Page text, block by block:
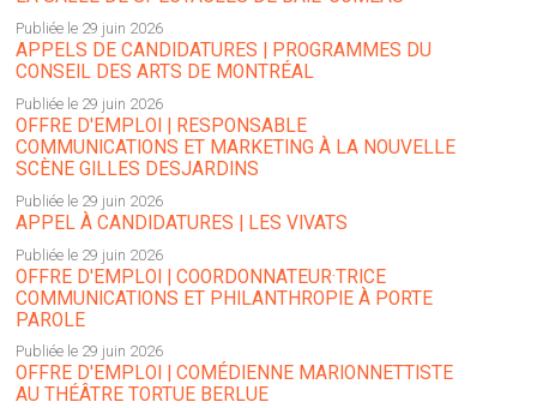
Publiée le 29 juin 2026
APPELS DE CANDIDATURES | PROGRAMMES DU
CONSEIL DES ARTS DE MONTRÉAL
Publiée le 29 juin 2026
OFFRE D'EMPLOI | RESPONSABLE
COMMUNICATIONS ET MARKETING À LA NOUVELLE
SCÈNE GILLES DESJARDINS
Publiée le 29 juin 2026
APPEL À CANDIDATURES | LES VIVATS
Publiée le 29 juin 2026
OFFRE D'EMPLOI | COORDONNATEUR·TRICE
COMMUNICATIONS ET PHILANTHROPIE À PORTE
PAROLE
Publiée le 29 juin 2026
OFFRE D'EMPLOI | COMÉDIENNE MARIONNETTISTE
AU THÉÂTRE TORTUE BERLUE